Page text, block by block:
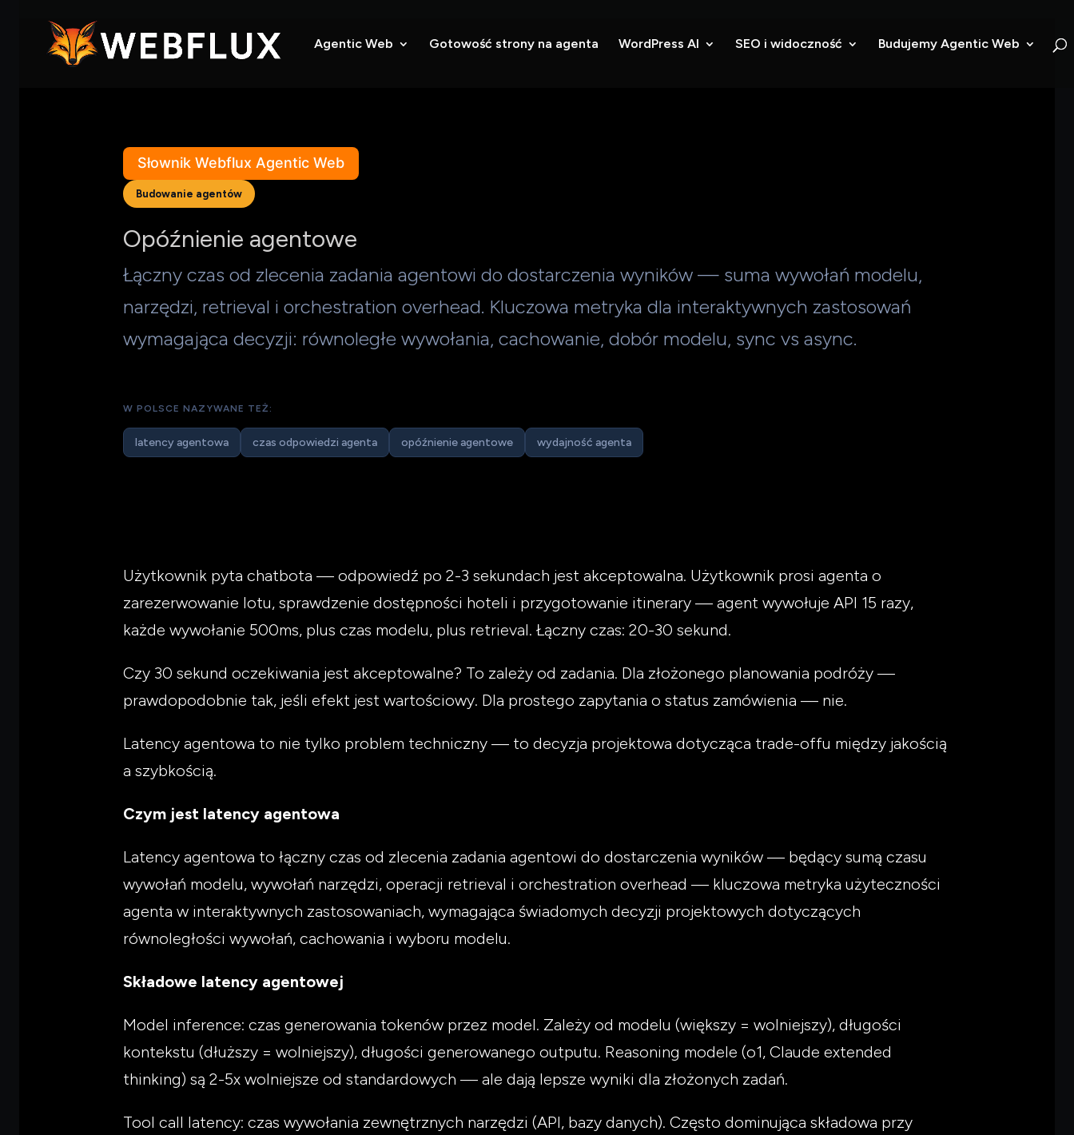
Agentic Web Gotowość strony na agenta WordPress AI SEO i widoczność Budujemy Agentic Web
Słownik Webflux Agentic Web
Budowanie agentów
Opóźnienie agentowe
Łączny czas od zlecenia zadania agentowi do dostarczenia wyników — suma wywołań modelu,
narzędzi, retrieval i orchestration overhead. Kluczowa metryka dla interaktywnych zastosowań
wymagająca decyzji: równoległe wywołania, cachowanie, dobór modelu, sync vs async.
W POLSCE NAZYWANE TEŻ:
latency agentowa czas odpowiedzi agenta opóźnienie agentowe wydajność agenta
Użytkownik pyta chatbota — odpowiedź po 2-3 sekundach jest akceptowalna. Użytkownik prosi agenta o
zarezerwowanie lotu, sprawdzenie dostępności hoteli i przygotowanie itinerary — agent wywołuje API 15 razy,
każde wywołanie 500ms, plus czas modelu, plus retrieval. Łączny czas: 20-30 sekund.
Czy 30 sekund oczekiwania jest akceptowalne? To zależy od zadania. Dla złożonego planowania podróży —
prawdopodobnie tak, jeśli efekt jest wartościowy. Dla prostego zapytania o status zamówienia — nie.
Latency agentowa to nie tylko problem techniczny — to decyzja projektowa dotycząca trade-offu między jakością
a szybkością.
Czym jest latency agentowa
Latency agentowa to łączny czas od zlecenia zadania agentowi do dostarczenia wyników — będący sumą czasu
wywołań modelu, wywołań narzędzi, operacji retrieval i orchestration overhead — kluczowa metryka użyteczności
agenta w interaktywnych zastosowaniach, wymagająca świadomych decyzji projektowych dotyczących
równoległości wywołań, cachowania i wyboru modelu.
Składowe latency agentowej
Model inference: czas generowania tokenów przez model. Zależy od modelu (większy = wolniejszy), długości
kontekstu (dłuższy = wolniejszy), długości generowanego outputu. Reasoning modele (o1, Claude extended
thinking) są 2-5x wolniejsze od standardowych — ale dają lepsze wyniki dla złożonych zadań.
Tool call latency: czas wywołania zewnętrznych narzędzi (API, bazy danych). Często dominująca składowa przy